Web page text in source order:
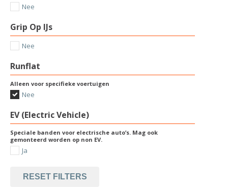
Nee
Grip Op IJs
Nee
Runflat
Alleen voor specifieke voertuigen
Nee
EV (Electric Vehicle)
Speciale banden voor electrische auto’s. Mag ook
gemonteerd worden op non EV.
Ja
RESET FILTERS